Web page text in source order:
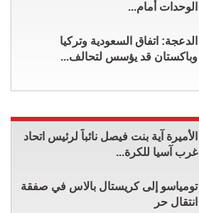
الوحدات أمام...
الدعجة: اتفاق السعودية وتركيا
وباكستان قد يؤسس لتحالف...
الأميرة آية بنت فيصل نائباً لرئيس اتحاد
غرب آسيا للكرة...
تومياسو إلى كريستال بالاس في صفقة
انتقال حر